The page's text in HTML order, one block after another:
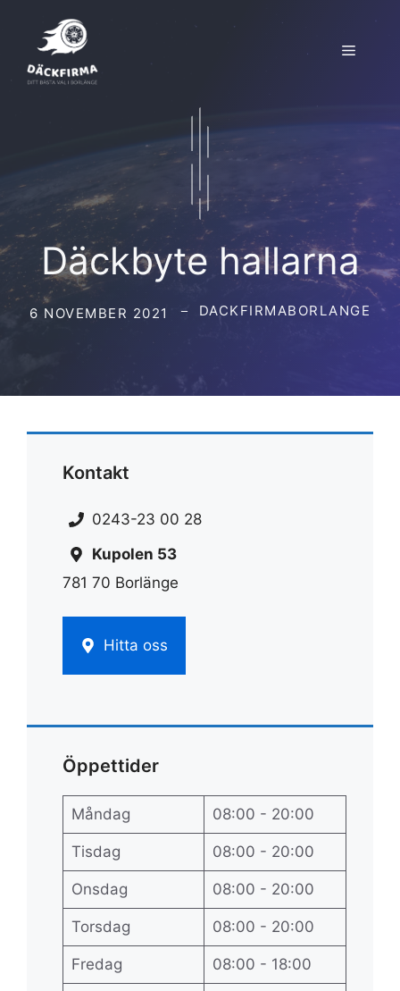
innehåll
Meny
Däckbyte hallarna
6 NOVEMBER 2021 DACKFIRMABORLANGE
Kontakt
0243-23 00 28
Kupolen 53
781 70 Borlänge
Hitta oss
Öppettider
Måndag 08:00 - 20:00
Tisdag 08:00 - 20:00
Onsdag 08:00 - 20:00
Torsdag 08:00 - 20:00
Fredag 08:00 - 18:00